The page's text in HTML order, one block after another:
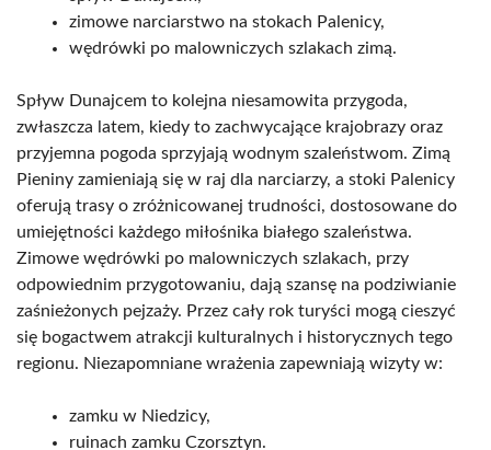
zimowe narciarstwo na stokach Palenicy,
wędrówki po malowniczych szlakach zimą.
Spływ Dunajcem to kolejna niesamowita przygoda,
zwłaszcza latem, kiedy to zachwycające krajobrazy oraz
przyjemna pogoda sprzyjają wodnym szaleństwom. Zimą
Pieniny zamieniają się w raj dla narciarzy, a stoki Palenicy
oferują trasy o zróżnicowanej trudności, dostosowane do
umiejętności każdego miłośnika białego szaleństwa.
Zimowe wędrówki po malowniczych szlakach, przy
odpowiednim przygotowaniu, dają szansę na podziwianie
zaśnieżonych pejzaży. Przez cały rok turyści mogą cieszyć
się bogactwem atrakcji kulturalnych i historycznych tego
regionu. Niezapomniane wrażenia zapewniają wizyty w:
zamku w Niedzicy,
ruinach zamku Czorsztyn.